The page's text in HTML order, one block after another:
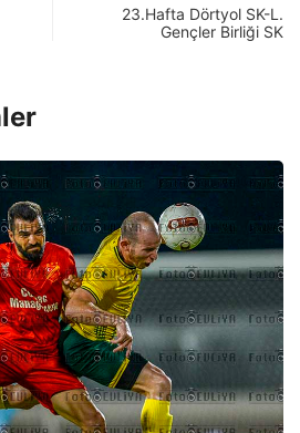
23.Hafta Dörtyol SK-L.
Gençler Birliği SK